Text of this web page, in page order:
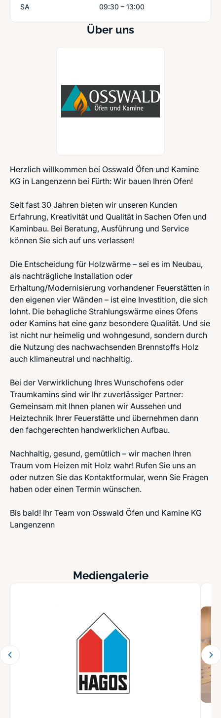
Über uns
Herzlich willkommen bei Osswald Öfen und Kamine
KG in Langenzenn bei Fürth: Wir bauen Ihren Ofen!
Seit fast 30 Jahren bieten wir unseren Kunden
Erfahrung, Kreativität und Qualität in Sachen Ofen und
Kaminbau. Bei Beratung, Ausführung und Service
können Sie sich auf uns verlassen!
Die Entscheidung für Holzwärme – sei es im Neubau,
als nachträgliche Installation oder
Erhaltung/Modernisierung vorhandener Feuerstätten in
den eigenen vier Wänden – ist eine Investition, die sich
lohnt. Die behagliche Strahlungswärme eines Ofens
oder Kamins hat eine ganz besondere Qualität. Und sie
ist nicht nur heimelig und wohngesund, sondern durch
die Nutzung des nachwachsenden Brennstoffs Holz
auch klimaneutral und nachhaltig.
Bei der Verwirklichung Ihres Wunschofens oder
Traumkamins sind wir Ihr zuverlässiger Partner:
Gemeinsam mit Ihnen planen wir Aussehen und
Heiztechnik Ihrer Feuerstätte und übernehmen dann
den fachgerechten handwerklichen Aufbau.
Nachhaltig, gesund, gemütlich – wir machen Ihren
Traum vom Heizen mit Holz wahr! Rufen Sie uns an
oder nutzen Sie das Kontaktformular, wenn Sie Fragen
haben oder einen Termin wünschen.
Bis bald! Ihr Team von Osswald Öfen und Kamine KG
Langenzenn
Mediengalerie
SA
09:30 – 13:00